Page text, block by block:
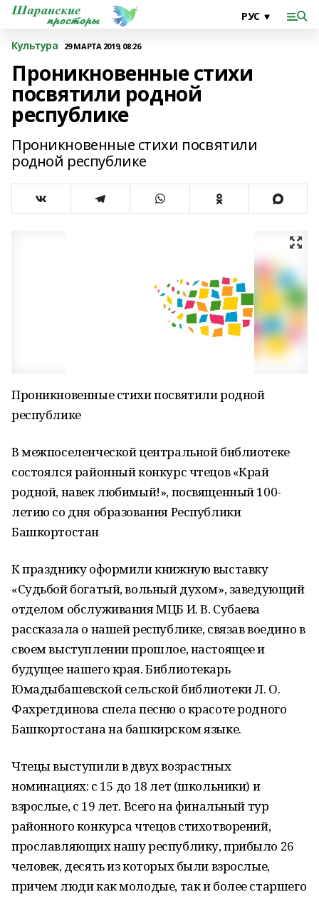
Культура 29 МАРТА 2019, 08:26
Проникновенные стихи
посвятили родной
республике
Проникновенные стихи посвятили
родной республике
Проникновенные стихи посвятили родной
республике
В межпоселенческой центральной библиотеке
состоялся районный конкурс чтецов «Край
родной, навек любимый!», посвященный 100-
летию со дня образования Республики
Башкортостан
К празднику оформили книжную выставку
«Судьбой богатый, вольный духом», заведующий
отделом обслуживания МЦБ И. В. Субаева
рассказала о нашей республике, связав воедино в
своем выступлении прошлое, настоящее и
будущее нашего края. Библиотекарь
Юмадыбашевской сельской библиотеки Л. О.
Фахретдинова спела песню о красоте родного
Башкортостана на башкирском языке.
Чтецы выступили в двух возрастных
номинациях: с 15 до 18 лет (школьники) и
взрослые, с 19 лет. Всего на финальный тур
районного конкурса чтецов стихотворений,
прославляющих нашу республику, прибыло 26
человек, десять из которых были взрослые,
причем люди как молодые, так и более старшего